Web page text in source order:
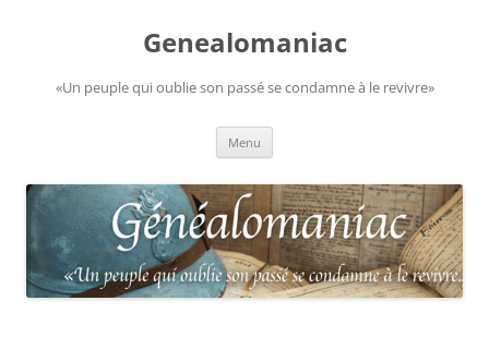
Genealomaniac
«Un peuple qui oublie son passé se condamne à le revivre»
Menu